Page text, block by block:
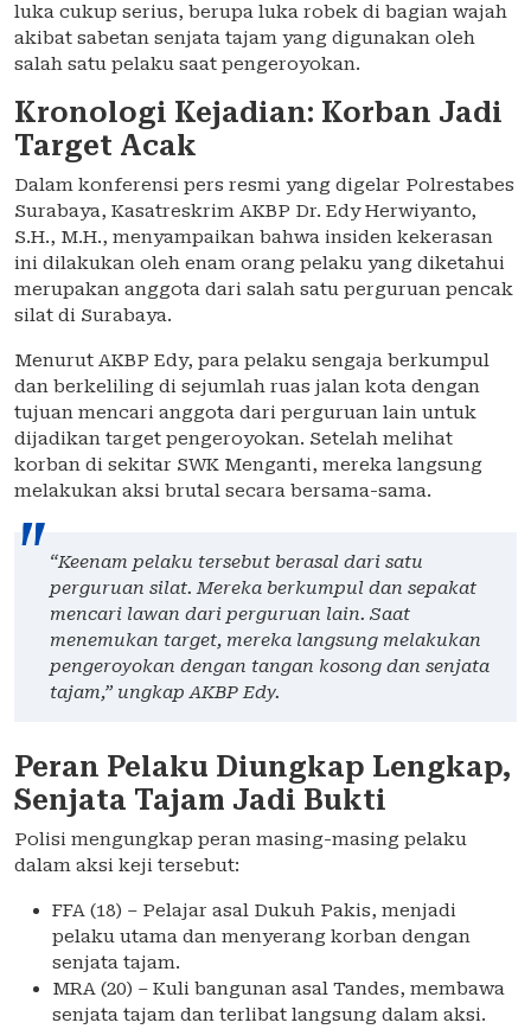
luka cukup serius, berupa luka robek di bagian wajah
akibat sabetan senjata tajam yang digunakan oleh
salah satu pelaku saat pengeroyokan.
Kronologi Kejadian: Korban Jadi
Target Acak
Dalam konferensi pers resmi yang digelar Polrestabes
Surabaya, Kasatreskrim AKBP Dr. Edy Herwiyanto,
S.H., M.H., menyampaikan bahwa insiden kekerasan
ini dilakukan oleh enam orang pelaku yang diketahui
merupakan anggota dari salah satu perguruan pencak
silat di Surabaya.
Menurut AKBP Edy, para pelaku sengaja berkumpul
dan berkeliling di sejumlah ruas jalan kota dengan
tujuan mencari anggota dari perguruan lain untuk
dijadikan target pengeroyokan. Setelah melihat
korban di sekitar SWK Menganti, mereka langsung
melakukan aksi brutal secara bersama-sama.
“Keenam pelaku tersebut berasal dari satu
perguruan silat. Mereka berkumpul dan sepakat
mencari lawan dari perguruan lain. Saat
menemukan target, mereka langsung melakukan
pengeroyokan dengan tangan kosong dan senjata
tajam,” ungkap AKBP Edy.
Peran Pelaku Diungkap Lengkap,
Senjata Tajam Jadi Bukti
Polisi mengungkap peran masing-masing pelaku
dalam aksi keji tersebut:
FFA (18) – Pelajar asal Dukuh Pakis, menjadi
pelaku utama dan menyerang korban dengan
senjata tajam.
MRA (20) – Kuli bangunan asal Tandes, membawa
senjata tajam dan terlibat langsung dalam aksi.